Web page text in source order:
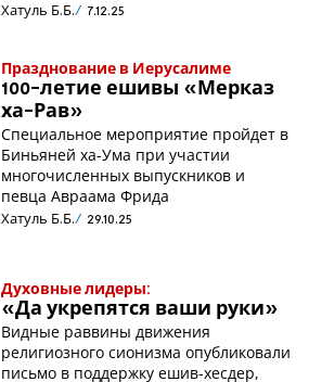
Хатуль Б.Б. 7.12.25
Празднование в Иерусалиме
100-летие ешивы «Мерказ
ха-Рав»
Специальное мероприятие пройдет в
Биньяней ха-Ума при участии
многочисленных выпускников и
певца Авраама Фрида
Хатуль Б.Б. 29.10.25
Духовные лидеры:
«Да укрепятся ваши руки»
Видные раввины движения
религиозного сионизма опубликовали
письмо в поддержку ешив-хесдер,